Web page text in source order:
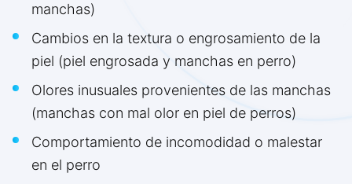
manchas)
Cambios en la textura o engrosamiento de la
piel (piel engrosada y manchas en perro)
Olores inusuales provenientes de las manchas
(manchas con mal olor en piel de perros)
Comportamiento de incomodidad o malestar
en el perro